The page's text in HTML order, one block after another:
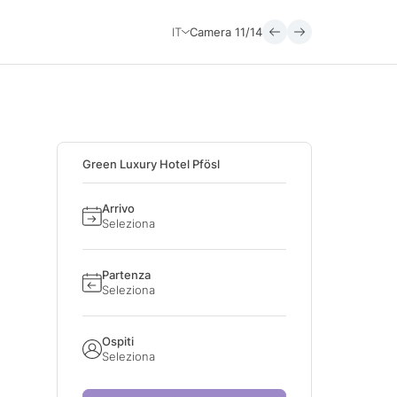
IT Camera 11/14
Green Luxury Hotel Pfösl
Arrivo
Seleziona
Partenza
Seleziona
Ospiti
Seleziona